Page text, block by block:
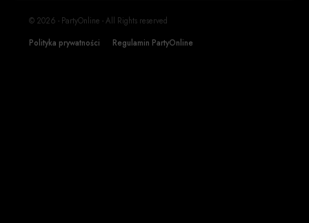
© 2026 - PartyOnline - All Rights reserved
Polityka prywatności
Regulamin PartyOnline